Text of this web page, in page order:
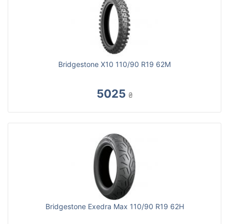
Bridgestone X10 110/90 R19 62M
5025 ₴
Bridgestone Exedra Max 110/90 R19 62H